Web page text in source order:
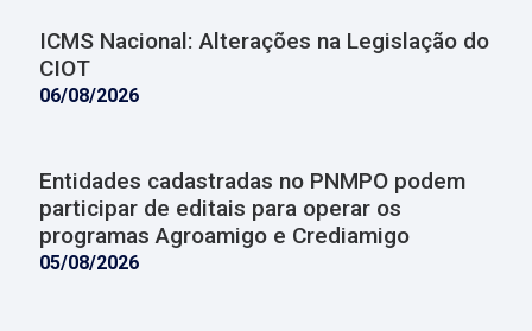
ICMS Nacional: Alterações na Legislação do
CIOT
06/08/2026
Entidades cadastradas no PNMPO podem
participar de editais para operar os
programas Agroamigo e Crediamigo
05/08/2026